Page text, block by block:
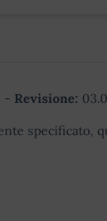
- Revisione:
specificato,